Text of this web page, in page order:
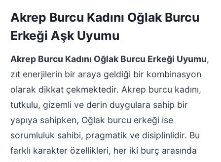
Akrep Burcu Kadını Oğlak Burcu
Erkeği Aşk Uyumu
Akrep Burcu Kadını Oğlak Burcu Erkeği Uyumu,
zıt enerjilerin bir araya geldiği bir kombinasyon
olarak dikkat çekmektedir. Akrep burcu kadını,
tutkulu, gizemli ve derin duygulara sahip bir
yapıya sahipken, Oğlak burcu erkeği ise
sorumluluk sahibi, pragmatik ve disiplinlidir. Bu
farklı karakter özellikleri, her iki burç arasında